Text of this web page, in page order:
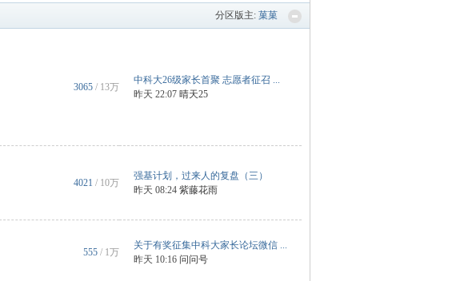
分区版主: 菓菓
3065 / 13万
中科大26级家长首聚 志愿者征召 ...
昨天 22:07 晴天25
4021 / 10万
强基计划，过来人的复盘（三）
昨天 08:24 紫藤花雨
555 / 1万
关于有奖征集中科大家长论坛微信 ...
昨天 10:16 问问号